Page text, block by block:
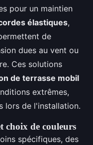
pour un maintien
élastiques,
de
dues au vent ou
Ces solutions
de terrasse mobil
extrêmes,
lors de l'installation.
choix de couleurs
spécifiques, des